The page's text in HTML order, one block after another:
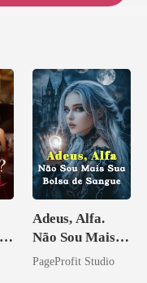
Adeus, Alfa.
Não Sou Mais
Sua Bolsa de
PageProfit Studio